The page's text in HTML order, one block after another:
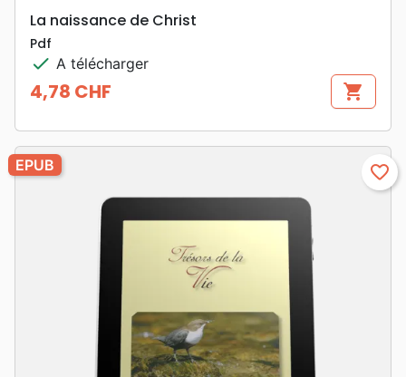
La naissance de Christ
Pdf
check A télécharger
Prix
4,78 CHF shopping_cart
EPUB favorite_border